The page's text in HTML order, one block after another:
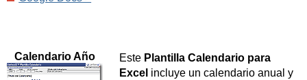
Calendario Año Este Plantilla Calendario para
Excel incluye un calendario anual y